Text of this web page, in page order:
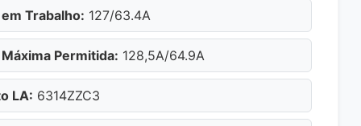
Trabalho: 127/63.4A
Permitida: 128,5A/64.9A
LA: 6314ZZC3